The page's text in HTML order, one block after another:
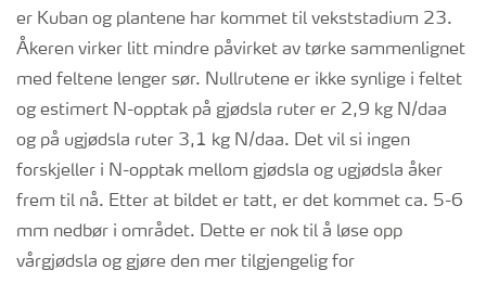
er Kuban og plantene har kommet til vekststadium 23.
Åkeren virker litt mindre påvirket av tørke sammenlignet
med feltene lenger sør. Nullrutene er ikke synlige i feltet
og estimert N-opptak på gjødsla ruter er 2,9 kg N/daa
og på ugjødsla ruter 3,1 kg N/daa. Det vil si ingen
forskjeller i N-opptak mellom gjødsla og ugjødsla åker
frem til nå. Etter at bildet er tatt, er det kommet ca. 5-6
mm nedbør i området. Dette er nok til å løse opp
vårgjødsla og gjøre den mer tilgjengelig for